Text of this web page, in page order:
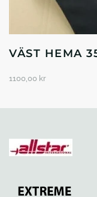
VÄST HEMA
1100,00 kr